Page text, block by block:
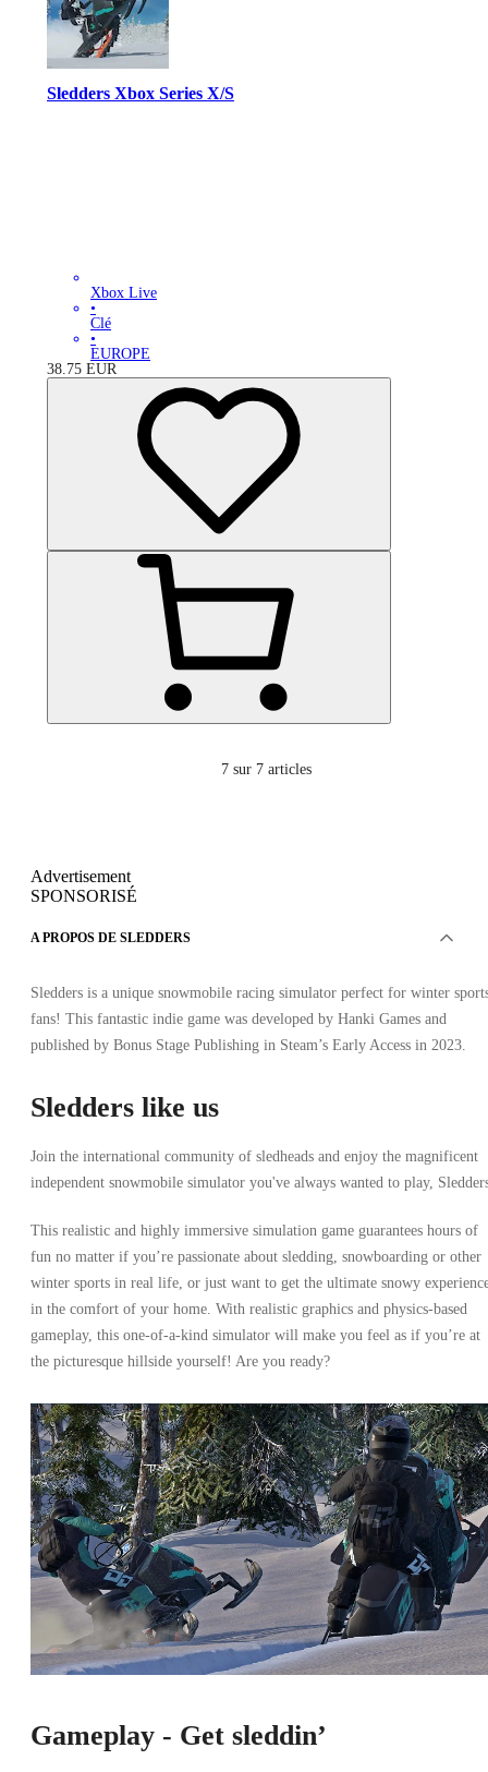
Sledders Xbox Series X/S
Xbox Live
•
Clé
•
EUROPE
38.75 EUR
7 sur 7 articles
Advertisement
SPONSORISÉ
A PROPOS DE SLEDDERS
Sledders is a unique snowmobile racing simulator perfect for winter
fans! This fantastic indie game was developed by Hanki Games and
published by Bonus Stage Publishing in Steam’s Early Access in 2023.
Sledders like us
Join the international community of sledheads and enjoy the magnificent
independent snowmobile simulator you've always wanted to play,
This realistic and highly immersive simulation game guarantees hours of
fun no matter if you’re passionate about sledding, snowboarding or other
winter sports in real life, or just want to get the ultimate snowy
in the comfort of your home. With realistic graphics and physics-based
gameplay, this one-of-a-kind simulator will make you feel as if you’re at
the picturesque hillside yourself! Are you ready?
Gameplay - Get sleddin’